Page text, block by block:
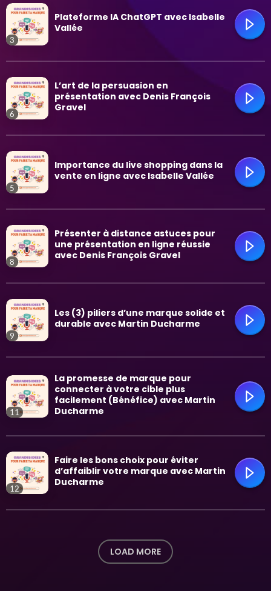
trending_flat
trending_flat
3
Plateforme IA ChatGPT avec Isabelle
Vallée
trending_flat
6
L’art de la persuasion en
présentation avec Denis François
Gravel
trending_flat
5
Importance du live shopping dans la
vente en ligne avec Isabelle Vallée
trending_flat
8
Présenter à distance astuces pour
une présentation en ligne réussie
avec Denis François Gravel
trending_flat
9
Les (3) piliers d’une marque solide et
durable avec Martin Ducharme
trending_flat
11
La promesse de marque pour
connecter à votre cible plus
facilement (Bénéfice) avec Martin
Ducharme
12
Faire les bons choix pour éviter
d’affaiblir votre marque avec Martin
Ducharme
LOAD MORE